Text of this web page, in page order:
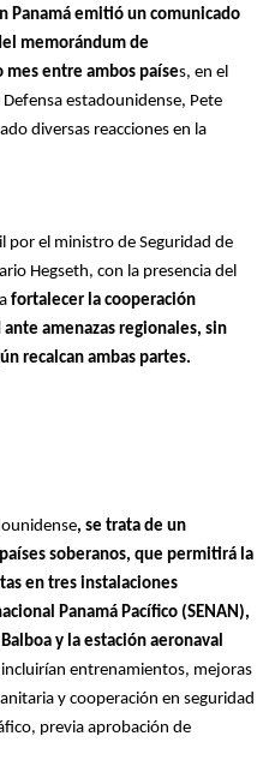
Panamá emitió un comunicado
memorándum de
entre ambos países, en el
estadounidense, Pete
diversas reacciones en la
por el ministro de Seguridad de
Hegseth, con la presencia del
fortalecer la cooperación
amenazas regionales, sin
recalcan ambas partes.
, se trata de un
soberanos, que permitirá la
en tres instalaciones
Panamá Pacífico (SENAN),
y la estación aeronaval
incluirían entrenamientos, mejoras
y cooperación en seguridad
previa aprobación de